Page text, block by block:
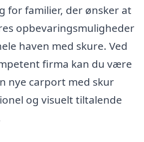
for familier, der ønsker at
opbevaringsmuligheder
haven med skure. Ved
firma kan du være
nye carport med skur
og visuelt tiltalende